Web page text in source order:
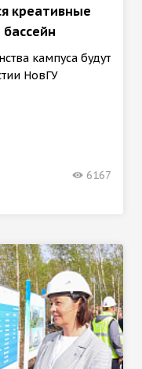
креативные
бассейн
кампуса будут
НовГУ
6167